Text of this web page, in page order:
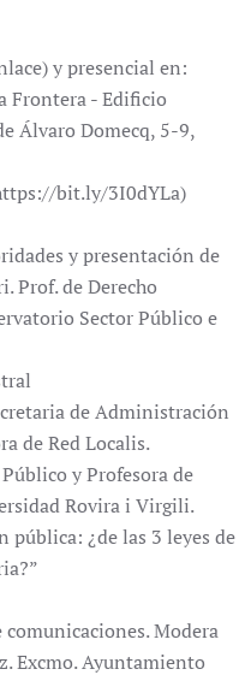
y presencial en:
Frontera - Edificio
Álvaro Domecq, 5-9,
bit.ly/3I0dYLa)
y presentación de
Prof. de Derecho
Sector Público e
de Administración
de Red Localis.
y Profesora de
Rovira i Virgili.
¿de las 3 leyes de
Modera
Excmo. Ayuntamiento